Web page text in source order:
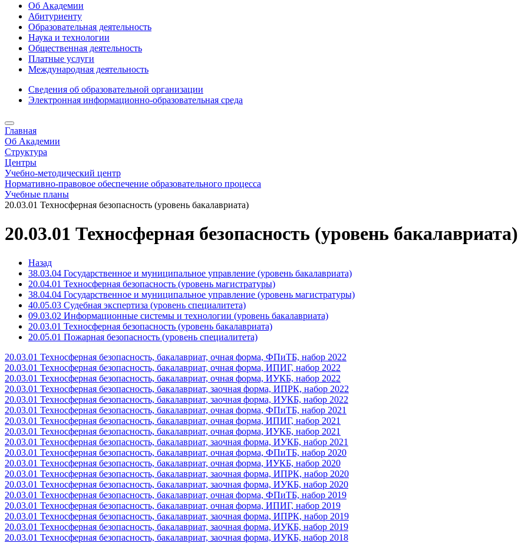
Об Академии
Абитуриенту
Образовательная деятельность
Наука и технологии
Общественная деятельность
Платные услуги
Международная деятельность
Сведения об образовательной организации
Электронная информационно-образовательная среда
Главная
Об Академии
Структура
Центры
Учебно-методический центр
Нормативно-правовое обеспечение образовательного процесса
Учебные планы
20.03.01 Техносферная безопасность (уровень бакалавриата)
20.03.01 Техносферная безопасность (уровень бакалавриата)
Назад
38.03.04 Государственное и муниципальное управление (уровень бакалавриата)
20.04.01 Техносферная безопасность (уровень магистратуры)
38.04.04 Государственное и муниципальное управление (уровень магистратуры)
40.05.03 Судебная экспертиза (уровень специалитета)
09.03.02 Информационные системы и технологии (уровень бакалавриата)
20.03.01 Техносферная безопасность (уровень бакалавриата)
20.05.01 Пожарная безопасность (уровень специалитета)
20.03.01 Техносферная безопасность, бакалавриат, очная форма, ФПиТБ, набор 2022
20.03.01 Техносферная безопасность, бакалавриат, очная форма, ИПИГ, набор 2022
20.03.01 Техносферная безопасность, бакалавриат, очная форма, ИУКБ, набор 2022
20.03.01 Техносферная безопасность, бакалавриат, заочная форма, ИПРК, набор 2022
20.03.01 Техносферная безопасность, бакалавриат, заочная форма, ИУКБ, набор 2022
20.03.01 Техносферная безопасность, бакалавриат, очная форма, ФПиТБ, набор 2021
20.03.01 Техносферная безопасность, бакалавриат, очная форма, ИПИГ, набор 2021
20.03.01 Техносферная безопасность, бакалавриат, очная форма, ИУКБ, набор 2021
20.03.01 Техносферная безопасность, бакалавриат, заочная форма, ИУКБ, набор 2021
20.03.01 Техносферная безопасность, бакалавриат, очная форма, ФПиТБ, набор 2020
20.03.01 Техносферная безопасность, бакалавриат, очная форма, ИУКБ, набор 2020
20.03.01 Техносферная безопасность, бакалавриат, заочная форма, ИПРК, набор 2020
20.03.01 Техносферная безопасность, бакалавриат, заочная форма, ИУКБ, набор 2020
20.03.01 Техносферная безопасность, бакалавриат, очная форма, ФПиТБ, набор 2019
20.03.01 Техносферная безопасность, бакалавриат, очная форма, ИПИГ, набор 2019
20.03.01 Техносферная безопасность, бакалавриат, заочная форма, ИПРК, набор 2019
20.03.01 Техносферная безопасность, бакалавриат, заочная форма, ИУКБ, набор 2019
20.03.01 Техносферная безопасность, бакалавриат, заочная форма, ИУКБ, набор 2018